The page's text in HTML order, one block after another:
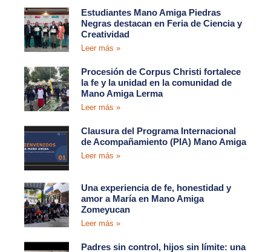
Estudiantes Mano Amiga Piedras
Negras destacan en Feria de Ciencia y
Creatividad
Leer más »
Procesión de Corpus Christi fortalece
la fe y la unidad en la comunidad de
Mano Amiga Lerma
Leer más »
Clausura del Programa Internacional
de Acompañamiento (PIA) Mano Amiga
Leer más »
Una experiencia de fe, honestidad y
amor a María en Mano Amiga
Zomeyucan
Leer más »
Padres sin control, hijos sin límite: una